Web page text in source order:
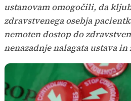
ustanovam omogočili, da
zdravstvenega osebja
nemoten dostop do
nenazadnje nalagata ustava in